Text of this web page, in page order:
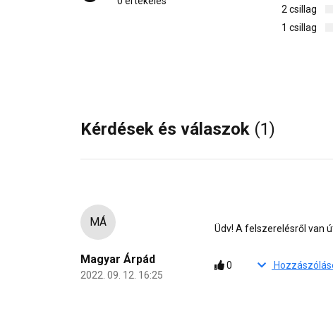
2 csillag
1 csillag
Kérdések és válaszok (1)
MÁ
Magyar Árpád
2022. 09. 12. 16:25
Üdv! A felszerelésről van
0